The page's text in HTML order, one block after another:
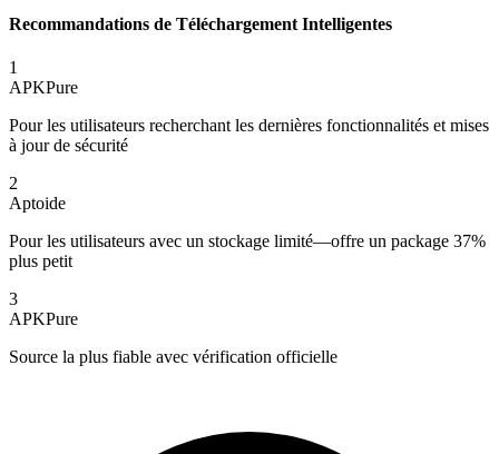
Recommandations de Téléchargement Intelligentes
1
APKPure
Pour les utilisateurs recherchant les dernières fonctionnalités et mises
à jour de sécurité
2
Aptoide
Pour les utilisateurs avec un stockage limité—offre un package 37%
plus petit
3
APKPure
Source la plus fiable avec vérification officielle